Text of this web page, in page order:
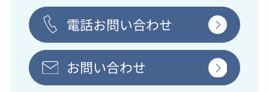
電話お問い合わせ
お問い合わせ